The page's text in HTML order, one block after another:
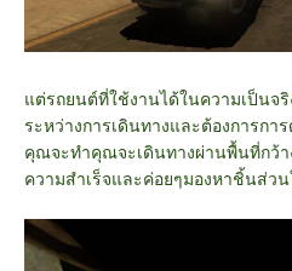
แต่รถยนต์ที่ใช้งานได้ในความเป็นจ
ระหว่างการเดินทางและต้องการกา
คุณจะทำคุณจะเดินทางผ่านพื้นที่กว้า
ความสำเร็จและค่อยๆมองหาชิ้นส่ว